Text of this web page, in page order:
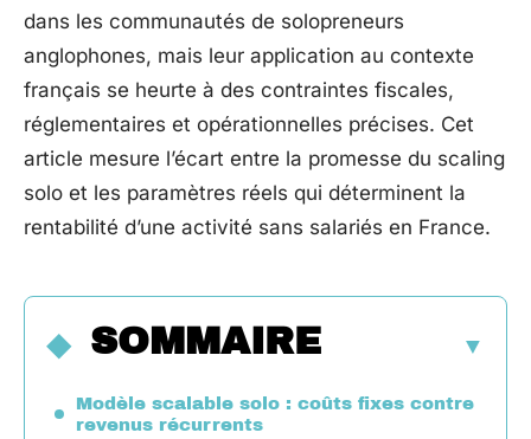
dans les communautés de solopreneurs
anglophones, mais leur application au contexte
français se heurte à des contraintes fiscales,
réglementaires et opérationnelles précises. Cet
article mesure l’écart entre la promesse du scaling
solo et les paramètres réels qui déterminent la
rentabilité d’une activité sans salariés en France.
SOMMAIRE
Modèle scalable solo : coûts fixes contre
revenus récurrents